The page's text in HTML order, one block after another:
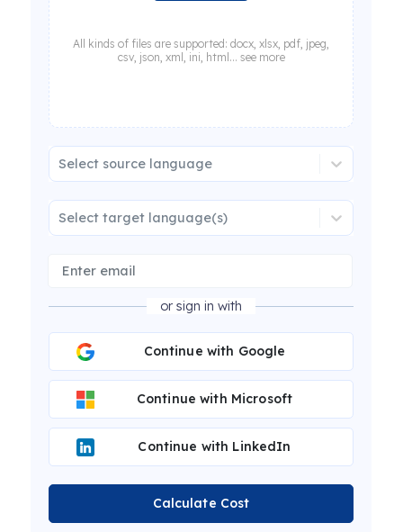
All kinds of files are supported: docx, xlsx, pdf, jpeg,
csv, json, xml, ini, html... see more
Select source language
Select target language(s)
or sign in with
Continue with Google
Continue with Microsoft
Continue with LinkedIn
Calculate Cost